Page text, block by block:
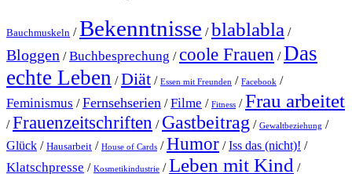
Bauchmuskeln /Bekenntnisse /blablabla /
Bloggen /Buchbesprechung /coole Frauen /Das
echte Leben /Diät / Essen mit Freunden / Facebook /
Feminismus /Fernsehserien /Filme / Fitness /Frau arbeitet
/Frauenzeitschriften / Gastbeitrag / Gewaltbeziehung /
Glück / Hausarbeit / House of Cards /Humor /Iss das (nicht)! /
Klatschpresse / Kosmetikindustrie /Leben mit Kind /